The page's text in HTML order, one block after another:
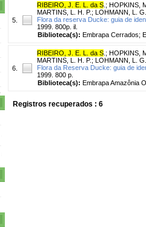
5.
RIBEIRO, J. E. L. da S ; HOPKINS,
MARTINS, L. H. P. ; LOHMANN, L. G.
Flora da reserva Ducke: guia de
1999. 800p. il.
Biblioteca(s): Embrapa Cerrados;
6.
RIBEIRO, J. E. L. da S ; HOPKINS,
MARTINS, L. H. P. ; LOHMANN, L. G.
Flora da Reserva Ducke: guia de
1999. 800 p.
Biblioteca(s): Embrapa Amazônia
Registros recuperados : 6